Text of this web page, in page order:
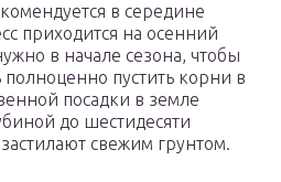
в середине
приходится на осенний
в начале сезона, чтобы
полноценно пустить корни в
посадки в земле
до шестидесяти
свежим грунтом.